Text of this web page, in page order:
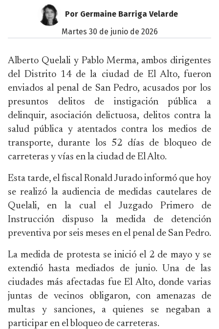
Por Germaine Barriga Velarde
martes 30 de junio de 2026
Alberto Quelali y Pablo Merma, ambos dirigentes
del Distrito 14 de la ciudad de El Alto, fueron
enviados al penal de San Pedro, acusados por los
presuntos delitos de instigación pública a
delinquir, asociación delictuosa, delitos contra la
salud pública y atentados contra los medios de
transporte, durante los 52 días de bloqueo de
carreteras y vías en la ciudad de El Alto.
Esta tarde, el fiscal Ronald Jurado informó que hoy
se realizó la audiencia de medidas cautelares de
Quelali, en la cual el Juzgado Primero de
Instrucción dispuso la medida de detención
preventiva por seis meses en el penal de San Pedro.
La medida de protesta se inició el 2 de mayo y se
extendió hasta mediados de junio. Una de las
ciudades más afectadas fue El Alto, donde varias
juntas de vecinos obligaron, con amenazas de
multas y sanciones, a quienes se negaban a
participar en el bloqueo de carreteras.